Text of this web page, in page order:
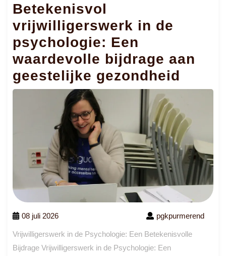
Betekenisvol
vrijwilligerswerk in de
psychologie: Een
waardevolle bijdrage aan
geestelijke gezondheid
08 juli 2026 pgkpurmerend
Vrijwilligerswerk in de Psychologie: Een Betekenisvolle
Bijdrage Vrijwilligerswerk in de Psychologie: Een